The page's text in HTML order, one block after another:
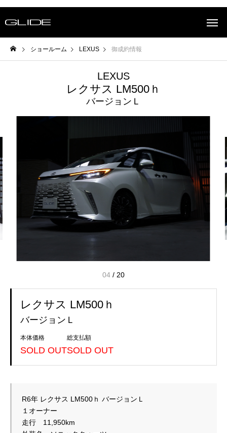
ショールーム LEXUS 御成約情報
LEXUS
レクサス LM500ｈ
バージョンＬ
04 / 20
レクサス LM500ｈ
バージョンＬ
本体価格
SOLD OUT
総支払額
SOLD OUT
R6年 レクサス LM500ｈ バージョンＬ
走行　11,950km